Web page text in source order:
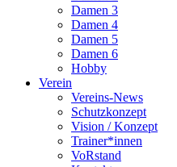
Damen 3
Damen 4
Damen 5
Damen 6
Hobby
Verein
Vereins-News
Schutzkonzept
Vision / Konzept
Trainer*innen
VoRstand